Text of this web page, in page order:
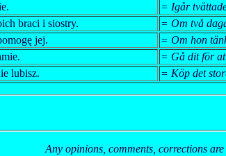
= Igår
braci i siostry.
= Om två
jej.
= Om hon
= Gå dit för
lubisz.
= Köp det
Any opinions, comments, corrections